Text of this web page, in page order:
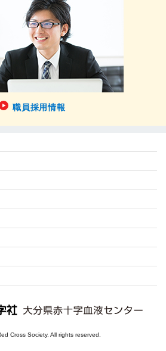
職員採用情報
Cross Society. All rights reserved.